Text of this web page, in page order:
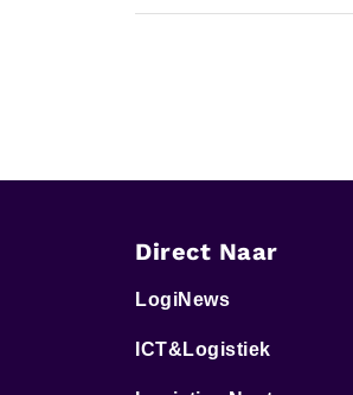
Direct Naar
LogiNews
ICT&Logistiek